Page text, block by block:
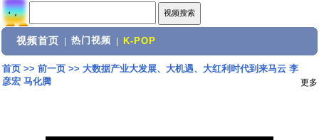
视频首页 热门视频 K-POP
首页>> 前一页>> 大数据产业大发展、大机遇、大红利时代到来马云 李
彦宏 马化腾
更多